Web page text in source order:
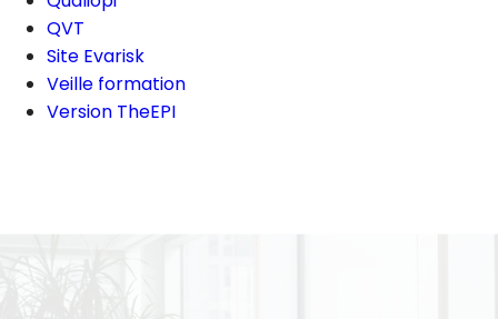
QVT
Site Evarisk
Veille formation
Version TheEPI